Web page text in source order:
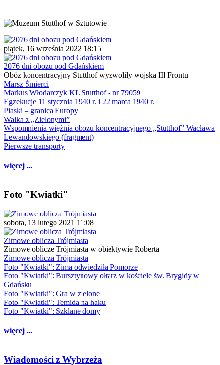
piątek, 16 września 2022 18:15
2076 dni obozu pod Gdańskiem
Obóz koncentracyjny Stutthof wyzwoliły wojska III Frontu
Marsz Śmierci
Markus Włodarczyk KL Stutthof - nr 79059
Egzekucje 11 stycznia 1940 r. i 22 marca 1940 r.
Piaski – granica Europy
Walka z „Zielonymi”
Wspomnienia więźnia obozu koncentracyjnego „Stutthof” Wacława
Lewandowskiego (fragment)
Pierwsze transporty
więcej ...
Foto "Kwiatki"
sobota, 13 lutego 2021 11:08
Zimowe oblicza Trójmiasta
Zimowe oblicze Trójmiasta w obiektywie Roberta
Zimowe oblicza Trójmiasta
Foto "Kwiatki": Zima odwiedziła Pomorze
Foto "Kwiatki": Bursztynowy ołtarz w kościele św. Brygidy w
Gdańsku
Foto "Kwiatki": Gra w zielone
Foto "Kwiatki": Temida na haku
Foto "Kwiatki": Szklane domy
więcej ...
Wiadomości z Wybrzeża